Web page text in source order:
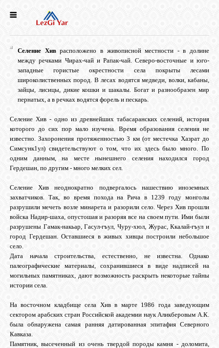
ИСТОРИЯ
КУЛЬТУРА
ГОЛОС
ЛЕЗГИН
НАРОДЫ
БИБЛИОТЕКА
ФОТО
Селение Хиврасположено в живописной местности - в долине
между речками Чирах-чай и Рапак-чай. Северо-восточные и юго-
западные гористые окрестности села покрыты лесами
широколиственных пород. В лесах водятся медведи, волки, кабаны,
зайцы, лисицы, дикие кошки и шакалы. Богат и разнообразен мир
пернатых, а в речках водятся форель и пескарь.
Селение Хив - одно из древнейших табасаранских селений, история
которого до сих пор мало изучена. Время образования селения не
известно. Захоронения протяженностью 3 км (от местечка Хазрат до
Симсунк1ул) свидетельствуют о том, что их здесь было много. По
одним данным, на месте нынешнего селения находился город
Гердешан, по другим - много мелких сел.
Селение Хив неоднократно подвергалось нашествию иноземных
захватчиков. Так, во время похода на Рича в 1239 году монголы
разрушили мечеть возле минарета и разорили село. Через Хив прошли
войска Надир-шаха, опустошая и разоряя все на своем пути. Ими были
разрушены Гамак-накьар, Гасул-гъул, Чуру-хюл, Журас, Ккалай-гъул и
город Гердешан. Оставшиеся в живых хивцы построили небольшое
село.
Дата начала строительства, естественно, не известна. Однако
палеографические материалы, сохранившиеся в виде надписей на
могильных памятниках, дают возможность раскрыть некоторые тайны
истории села.
На восточном кладбище села Хив в марте 1986 года заведующим
сектором арабских стран Российской академии наук Аликберовым А.К.
была обнаружена самая ранняя датированная эпитафия Северного
Кавказа.
Памятник, высеченный из очень твердой породы камня - доломита,